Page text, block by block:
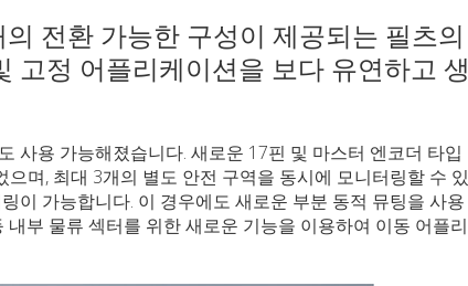
전환 가능한 구성이 제공되는 필츠의
고정 어플리케이션을 보다 유연하고 생
사용 가능해졌습니다. 새로운 17핀 및 마스터 엔코더 타입
며, 최대 3개의 별도 안전 구역을 동시에 모니터링할 수 있
이 가능합니다. 이 경우에도 새로운 부분 동적 뮤팅을 사용
부 물류 섹터를 위한 새로운 기능을 이용하여 이동 어플리